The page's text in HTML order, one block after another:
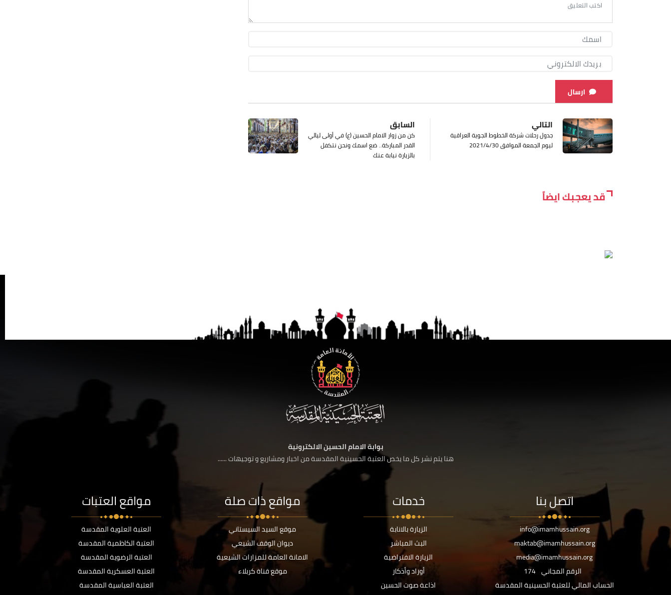
ارسال
السابق
كن من زوار الامام الحسين (ع) في أولى ليالي
القدر المباركة.. ضع اسمك ونحن ‏نتكفل
بالزيارة نيابة عنك
التالي
جدول رحلات شركة الخطوط الجوية العراقية
ليوم الجمعة الموافق 2021/4/30
قد يعجبك ايضاً
بوابة الامام الحسين الالكترونية
هنا يتم نشر كل ما يخص العتبة الحسينية المقدسة من اخبار ومشاريع و توجيهات ......
اتصل بنا
info@imamhussain.org
maktab@imamhussain.org
media@imamhussain.org
الرقم المجاني 174
الحساب المالي للعتبة الحسينية المقدسة
خدمات
الزيارة بالانابة
البث المباشر
الزيارة الافتراضية
أوراد وأذكار
اذاعة صوت الحسين
مواقع ذات صلة
موقع السيد السيستاني
ديوان الوقف الشيعي
الامانة العامة للمزارات الشيعية
موقع قناة كربلاء
مواقع العتبات
العتبة العلوية المقدسة
العتبة الكاظمية المقدسة
العتبة الرضوية المقدسة
العتبة العسكرية المقدسة
العتبة العباسية المقدسة